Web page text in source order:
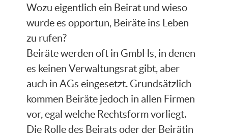
Wozu eigentlich ein Beirat und wieso
wurde es opportun, Beiräte ins Leben
zu rufen?
Beiräte werden oft in GmbHs, in denen
es keinen Verwaltungsrat gibt, aber
auch in AGs eingesetzt. Grundsätzlich
kommen Beiräte jedoch in allen Firmen
vor, egal welche Rechtsform vorliegt.
Die Rolle des Beirats oder der Beirätin